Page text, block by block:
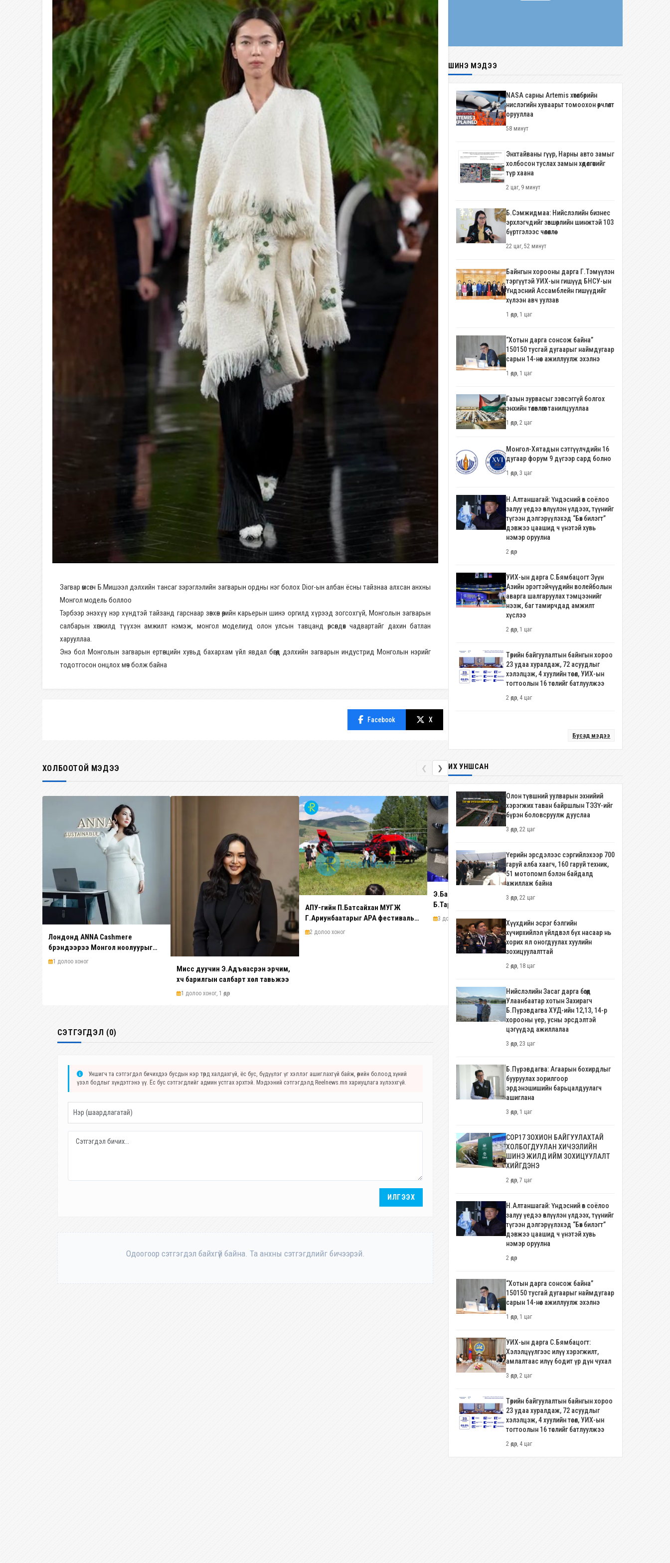
Загвар өмсөгч Б.Мишээл дэлхийн тансаг зэрэглэлийн загварын ордны нэг болох Dior-ын албан ёсны тайзнаа алхсан анхны
Монгол модель боллоо
Тэрбээр энэхүү нэр хүндтэй тайзанд гарснаар зөвхөн өөрийн карьерын шинэ оргилд хүрээд зогсохгүй, Монголын загварын
салбарын хөгжилд түүхэн амжилт нэмэж, монгол моделиуд олон улсын тавцанд өрсөлдөх чадвартайг дахин батлан
харууллаа.
Энэ бол Монголын загварын ертөнцийн хувьд бахархам үйл явдал бөгөөд дэлхийн загварын индустрид Монголын нэрийг
тодотгосон онцлох мөч болж байна
Facebook X
ХОЛБООТОЙ МЭДЭЭ ❮ ❯
Лондонд ANNA Cashmere
брэндээрээ Монгол ноолуурыг
олон улсад таниулсан Анна шинэ
1 долоо хоног
Мисс дуучин Э.Адъяасүрэн эрчим,
хүч барилгын салбарт хөл тавьжээ
1 долоо хоног, 1 өдөр
АПУ-гийн П.Батсайхан МУГЖ
Г.Ариунбаатарыг АРА фестивальд
нисдэг тэргээрээ зөөж, Монгол
2 долоо хоног
Э.Батшугар сайдын том охин
Б.Тарагийн төрсөн өдөрт
Б.Янжиндуламаас нь бусад нь
уригджээ
3 долоо хоног, 5 өдөр
Л.Энхжин нарт МУСТА цол
хүртээлээ
4 долоо хоног, 1 өдөр
СЭТГЭГДЭЛ (0)
Уншигч та сэтгэгдэл бичихдээ бусдын нэр төрд халдахгүй, ёс бус, бүдүүлэг үг хэллэг ашиглахгүй байж, өөрийн болоод хүний
үзэл бодлыг хүндэтгэнэ үү. Ёс бус сэтгэгдлийг админ устгах эрхтэй. Мэдээний сэтгэгдэлд Reelnews.mn хариуцлага хүлээхгүй.
ИЛГЭЭХ
Одоогоор сэтгэгдэл байхгүй байна. Та анхны сэтгэгдлийг бичээрэй.
ШИНЭ МЭДЭЭ
NASA сарны Artemis хөтөлбөрийн
нислэгийн хуваарьт томоохон өөрчлөлт
орууллаа
58 минут
Энхтайваны гүүр, Нарны авто замыг
холбосон туслах замын хөдөлгөөнийг
түр хаана
2 цаг, 9 минут
Б.Сэмжидмаа: Нийслэлийн бизнес
эрхлэгчдийг зөвшөөрлийн шинжтэй 103
бүртгэлээс чөлөөллөө
22 цаг, 52 минут
Байнгын хорооны дарга Г.Тэмүүлэн
тэргүүтэй УИХ-ын гишүүд БНСУ-ын
Үндэсний Ассамблейн гишүүдийг
хүлээн авч уулзав
1 өдөр, 1 цаг
“Хотын дарга сонсож байна”
150150 тусгай дугаарыг наймдугаар
сарын 14-нөөс ажиллуулж эхэлнэ
1 өдөр, 1 цаг
Газын зурвасыг зэвсэггүй болгох
энхийн төлөвлөгөөг танилцууллаа
1 өдөр, 2 цаг
Монгол-Хятадын сэтгүүлчдийн 16
дугаар форум 9 дүгээр сард болно
1 өдөр, 3 цаг
Н.Алтаншагай: Үндэсний өв соёлоо
залуу үедээ өвлүүлэн үлдээх, түүнийг
түгээн дэлгэрүүлэхэд “Бөх билэгт”
дэвжээ цаашид ч үнэтэй хувь
нэмэр оруулна
2 өдөр
УИХ-ын дарга С.Бямбацогт Зүүн
Азийн эрэгтэйчүүдийн волейболын
аварга шалгаруулах тэмцээнийг
нээж, баг тамирчдад амжилт
хүслээ
2 өдөр, 1 цаг
Төрийн байгуулалтын байнгын хороо
23 удаа хуралдаж, 72 асуудлыг
хэлэлцэж, 4 хуулийн төсөл, УИХ-ын
тогтоолын 16 төслийг батлуулжээ
2 өдөр, 4 цаг
Бусад мэдээ
ИХ УНШСАН
Олон түвшний уулварын эхнийий
хэрэгжих таван байршлын ТЭЗҮ-ийг
бүрэн боловсруулж дууслаа
3 өдөр, 22 цаг
Үерийн эрсдэлээс сэргийлэхээр 700
гаруй алба хаагч, 160 гаруй техник,
51 мотопомп бэлэн байдалд
ажиллаж байна
3 өдөр, 22 цаг
Хүүхдийн эсрэг бэлгийн
хүчирхийлэл үйлдвэл бүх насаар нь
хорих ял оногдуулах хуулийн
зохицуулалттай
2 өдөр, 18 цаг
Нийслэлийн Засаг дарга бөгөөд
Улаанбаатар хотын Захирагч
Б.Пүрэвдагва ХУД-ийн 12,13, 14-р
хорооны үер, усны эрсдэлтэй
цэгүүдэд ажиллалаа
3 өдөр, 23 цаг
Б.Пүрэвдагва: Агаарын бохирдлыг
бууруулах зорилгоор
эрдэнэшишийн барьцалдуулагч
ашиглана
3 өдөр, 1 цаг
COP17 ЗОХИОН БАЙГУУЛАХТАЙ
ХОЛБОГДУУЛАН ХИЧЭЭЛИЙН
ШИНЭ ЖИЛД ИЙМ ЗОХИЦУУЛАЛТ
ХИЙГДЭНЭ
2 өдөр, 7 цаг
Н.Алтаншагай: Үндэсний өв соёлоо
залуу үедээ өвлүүлэн үлдээх, түүнийг
түгээн дэлгэрүүлэхэд “Бөх билэгт”
дэвжээ цаашид ч үнэтэй хувь
нэмэр оруулна
2 өдөр
“Хотын дарга сонсож байна”
150150 тусгай дугаарыг наймдугаар
сарын 14-нөөс ажиллуулж эхэлнэ
1 өдөр, 1 цаг
УИХ-ын дарга С.Бямбацогт:
Хэлэлцүүлгээс илүү хэрэгжилт,
амлалтаас илүү бодит үр дүн чухал
3 өдөр, 2 цаг
Төрийн байгуулалтын байнгын хороо
23 удаа хуралдаж, 72 асуудлыг
хэлэлцэж, 4 хуулийн төсөл, УИХ-ын
тогтоолын 16 төслийг батлуулжээ
2 өдөр, 4 цаг